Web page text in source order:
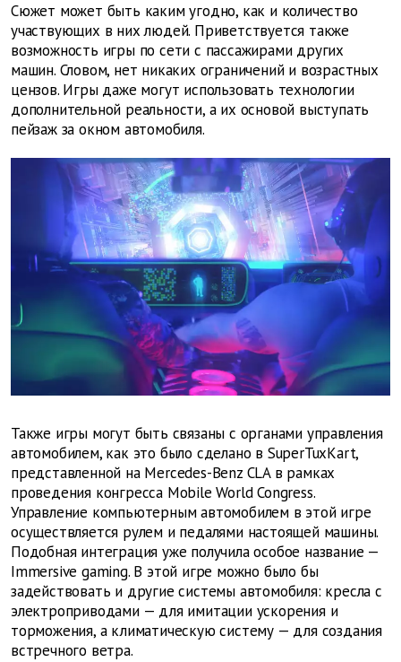
Сюжет может быть каким угодно, как и количество
участвующих в них людей. Приветствуется также
возможность игры по сети с пассажирами других
машин. Словом, нет никаких ограничений и возрастных
цензов. Игры даже могут использовать технологии
дополнительной реальности, а их основой выступать
пейзаж за окном автомобиля.
Также игры могут быть связаны с органами управления
автомобилем, как это было сделано в SuperTuxKart,
представленной на Mercedes-Benz CLA в рамках
проведения конгресса Mobile World Congress.
Управление компьютерным автомобилем в этой игре
осуществляется рулем и педалями настоящей машины.
Подобная интеграция уже получила особое название —
Immersive gaming. В этой игре можно было бы
задействовать и другие системы автомобиля: кресла с
электроприводами — для имитации ускорения и
торможения, а климатическую систему — для создания
встречного ветра.